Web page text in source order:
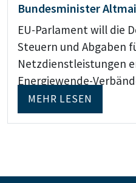
Bundesminister
EU-Parlament will die
Steuern und Abgaben
Netzdienstleistungen
Energiewende-
MEHR LESEN